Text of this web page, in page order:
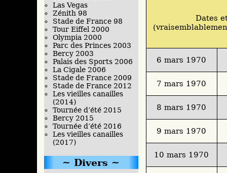
Dates
6 mars 1970
7 mars 1970
8 mars 1970
9 mars 1970
10 mars 1970
Las Vegas
Zénith 98
Stade de France 98
Tour Eiffel 2000
Olympia 2000
Parc des Princes 2003
Bercy 2003
Palais des Sports 2006
La Cigale 2006
Stade de France 2009
Stade de France 2012
Les vieilles canailles
(2014)
Tournée d’été 2015
Bercy 2015
Tournée d’été 2016
Les vieilles canailles
(2017)
Divers